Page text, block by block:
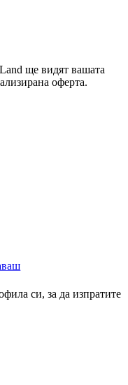
ще видят вашата
оферта.
си, за да изпратите